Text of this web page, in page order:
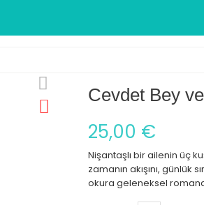
Cevdet Bey
25,00 €
Nişantaşlı bir ailenin üç
zamanın akışını,
okura geleneksel